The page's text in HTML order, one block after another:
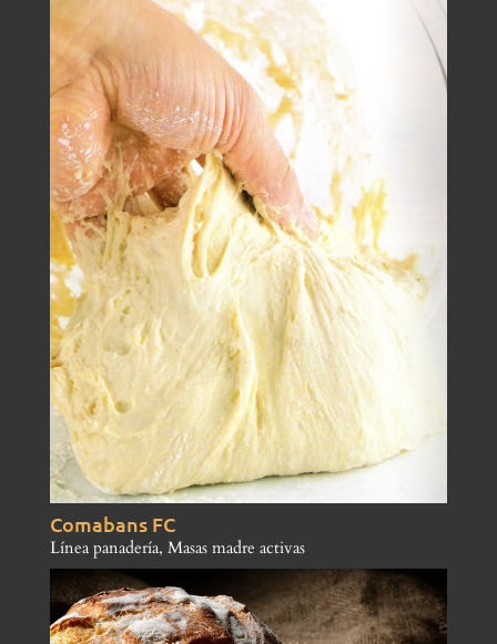
Comabans FC
Línea panadería, Masas madre activas